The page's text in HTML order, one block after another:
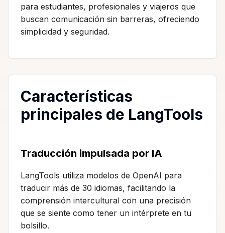
para estudiantes, profesionales y viajeros que
buscan comunicación sin barreras, ofreciendo
simplicidad y seguridad.
Características
principales de LangTools
Traducción impulsada por IA
LangTools utiliza modelos de OpenAI para
traducir más de 30 idiomas, facilitando la
comprensión intercultural con una precisión
que se siente como tener un intérprete en tu
bolsillo.